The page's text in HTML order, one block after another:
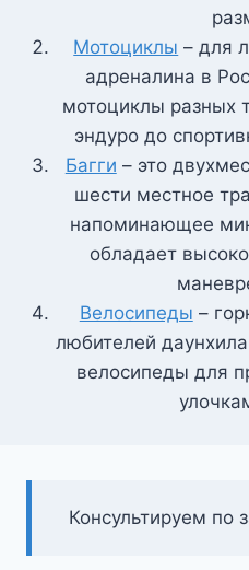
Мотоциклы – для
адреналина в
мотоциклы разных
эндуро до
Багги – это
шести местное
напоминающее
обладает
Велосипеды –
любителей
велосипеды для
Консультируем по